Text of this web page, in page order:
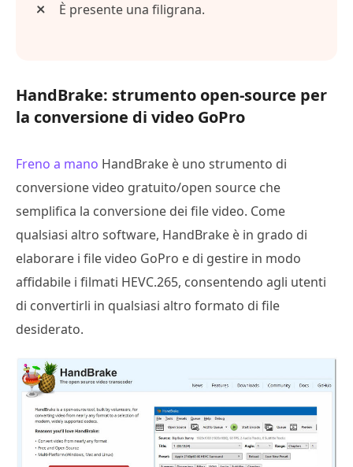
È presente una filigrana.
HandBrake: strumento open-source per
la conversione di video GoPro
Freno a mano HandBrake è uno strumento di
conversione video gratuito/open source che
semplifica la conversione dei file video. Come
qualsiasi altro software, HandBrake è in grado di
elaborare i file video GoPro e di gestire in modo
affidabile i filmati HEVC.265, consentendo agli utenti
di convertirli in qualsiasi altro formato di file
desiderato.